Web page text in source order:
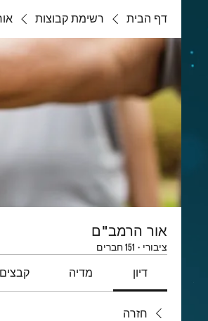
דף הבית רשימת קבוצות
אור הרמב"ם
ציבורי · 151 חברים
דיון מדיה קבצים
חזרה